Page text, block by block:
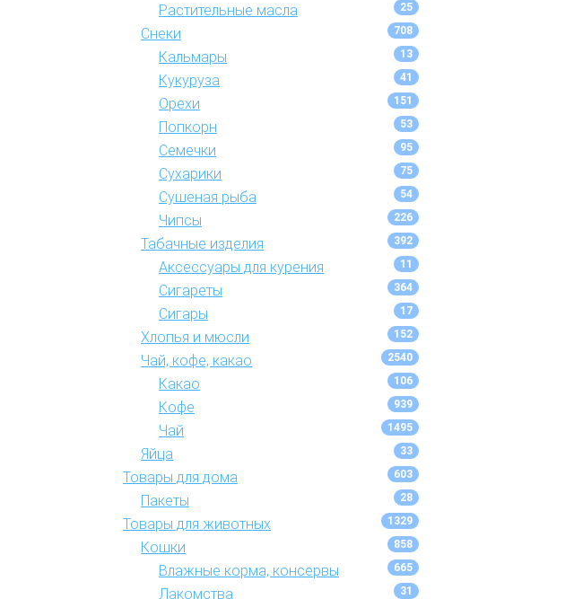
Растительные масла 25
Снеки 708
Кальмары 13
Кукуруза 41
Орехи 151
Попкорн 53
Семечки 95
Сухарики 75
Сушеная рыба 54
Чипсы 226
Табачные изделия 392
Аксессуары для курения 11
Сигареты 364
Сигары 17
Хлопья и мюсли 152
Чай, кофе, какао 2540
Какао 106
Кофе 939
Чай 1495
Яйца 33
Товары для дома 603
Пакеты 28
Товары для животных 1329
Кошки 858
Влажные корма, консервы 665
Лакомства 31